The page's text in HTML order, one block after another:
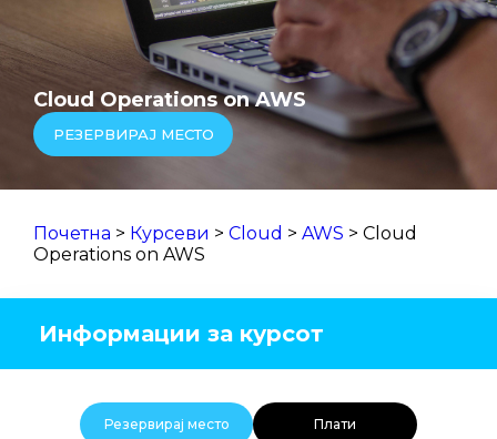
Cloud Operations on AWS
РЕЗЕРВИРАЈ МЕСТО
Почетна > Курсеви > Cloud > AWS > Cloud
Operations on AWS
Информации за курсот
Резервирај место Плати